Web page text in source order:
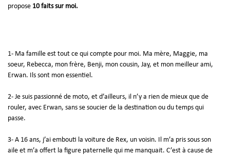
propose 10 faits sur moi.
1- Ma famille est tout ce qui compte pour moi. Ma mère, Maggie, ma
soeur, Rebecca, mon frère, Benji, mon cousin, Jay, et mon meilleur ami,
Erwan. Ils sont mon essentiel.
2- Je suis passionné de moto, et d’ailleurs, il n’y a rien de mieux que de
rouler, avec Erwan, sans se soucier de la destination ou du temps qui
passe.
3- A 16 ans, j’ai embouti la voiture de Rex, un voisin. Il m’a pris sous son
aile et m’a offert la figure paternelle qui me manquait. C’est à cause de